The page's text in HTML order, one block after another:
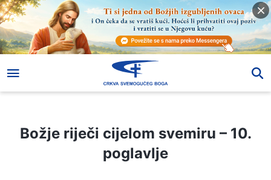
Božje riječi cijelom svemiru – 10. poglavlje
Božje riječi cijelom svemiru – 10.
poglavlje